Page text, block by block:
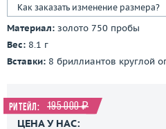
Как заказать изменение размера?
Материал: золото 750 пробы
Вес: 8.1 г
Вставки: 8 бриллиантов круглой
Ритейл: 195 000 ₽
ЦЕНА У НАС: